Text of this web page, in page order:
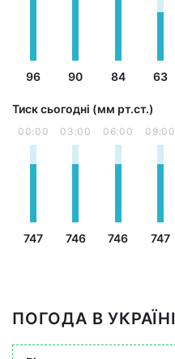
96 90 84 63
Тиск сьогодні (мм рт.ст.)
00:00
747
03:00
746
06:00
746
09:00
747
ПОГОДА В УКРАЇНІ